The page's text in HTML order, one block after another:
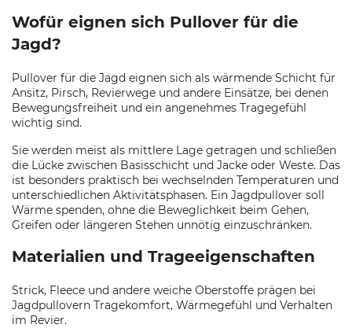
Wofür eignen sich Pullover für die
Jagd?
Pullover für die Jagd eignen sich als wärmende Schicht für
Ansitz, Pirsch, Revierwege und andere Einsätze, bei denen
Bewegungsfreiheit und ein angenehmes Tragegefühl
wichtig sind.
Sie werden meist als mittlere Lage getragen und schließen
die Lücke zwischen Basisschicht und Jacke oder Weste. Das
ist besonders praktisch bei wechselnden Temperaturen und
unterschiedlichen Aktivitätsphasen. Ein Jagdpullover soll
Wärme spenden, ohne die Beweglichkeit beim Gehen,
Greifen oder längeren Stehen unnötig einzuschränken.
Materialien und Trageeigenschaften
Strick, Fleece und andere weiche Oberstoffe prägen bei
Jagdpullovern Tragekomfort, Wärmegefühl und Verhalten
im Revier.